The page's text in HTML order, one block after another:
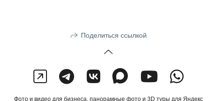
Поделиться ссылкой
Фото и видео для бизнеса, панорамные фото и 3D туры для Яндекс